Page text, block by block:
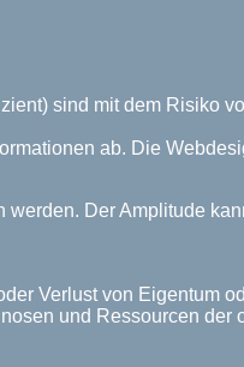
sind mit dem Risiko
ab. Die
Der Amplitude
Verlust von Eigentum
und Ressourcen der